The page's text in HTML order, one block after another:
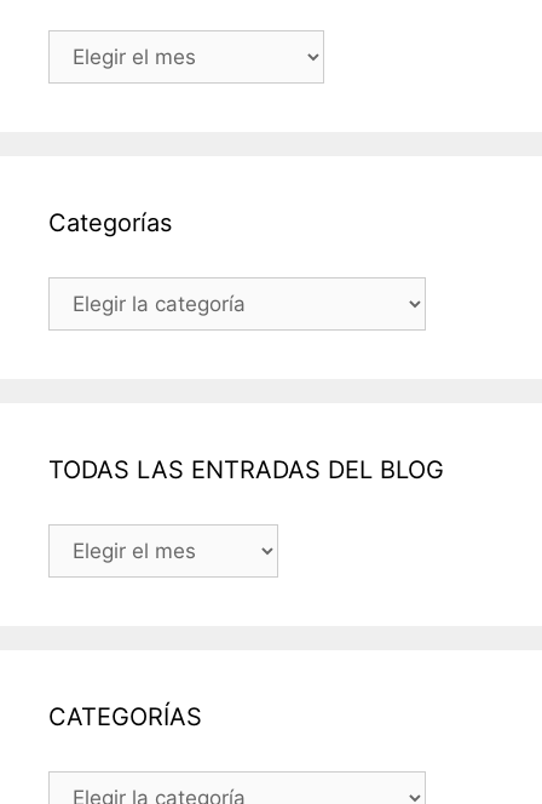
Archivos
Categorías
Categorías
TODAS LAS ENTRADAS DEL BLOG
TODAS
CATEGORÍAS
CATEGORÍAS